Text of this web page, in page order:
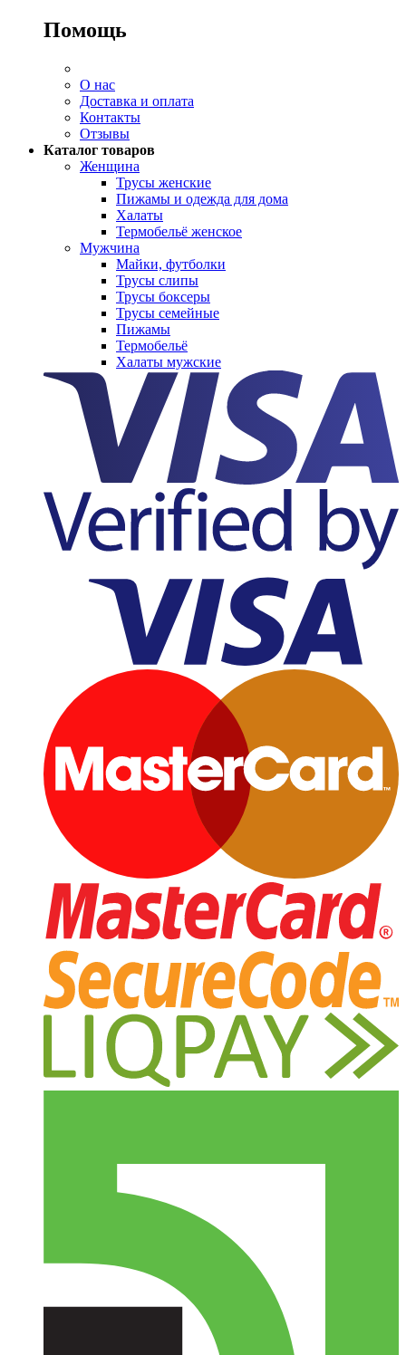
Помощь
О нас
Доставка и оплата
Контакты
Отзывы
Каталог товаров
Женщина
Трусы женские
Пижамы и одежда для дома
Халаты
Термобельё женское
Мужчина
Майки, футболки
Трусы слипы
Трусы боксеры
Трусы семейные
Пижамы
Термобельё
Халаты мужские